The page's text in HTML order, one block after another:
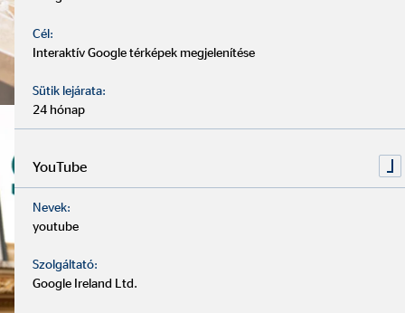
Cél:
Interaktív Google térképek megjelenítése
Sütik lejárata:
24 hónap
YouTube
Nevek:
youtube
Szolgáltató:
Google Ireland Ltd.